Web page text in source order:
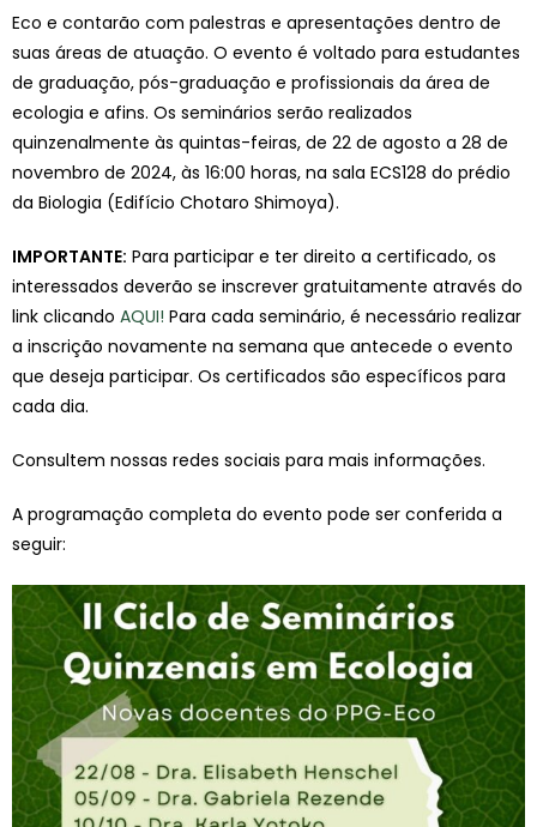
Eco e contarão com palestras e apresentações dentro de
suas áreas de atuação. O evento é voltado para estudantes
de graduação, pós-graduação e profissionais da área de
ecologia e afins. Os seminários serão realizados
quinzenalmente às quintas-feiras, de 22 de agosto a 28 de
novembro de 2024, às 16:00 horas, na sala ECS128 do prédio
da Biologia (Edifício Chotaro Shimoya).
IMPORTANTE: Para participar e ter direito a certificado, os
interessados deverão se inscrever gratuitamente através do
link clicando AQUI! Para cada seminário, é necessário realizar
a inscrição novamente na semana que antecede o evento
que deseja participar. Os certificados são específicos para
cada dia.
Consultem nossas redes sociais para mais informações.
A programação completa do evento pode ser conferida a
seguir: